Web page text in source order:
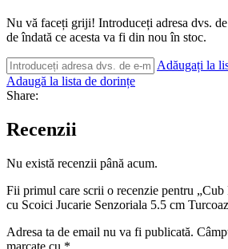
Nu vă faceți griji! Introduceți adresa dvs.
de îndată ce acesta va fi din nou în stoc.
Adăugați la
Adaugă la lista de dorințe
Share:
Recenzii
Nu există recenzii până acum.
Fii primul care scrii o recenzie pentru
cu Scoici Jucarie Senzoriala 5.5 cm
Adresa ta de email nu va fi publicată.